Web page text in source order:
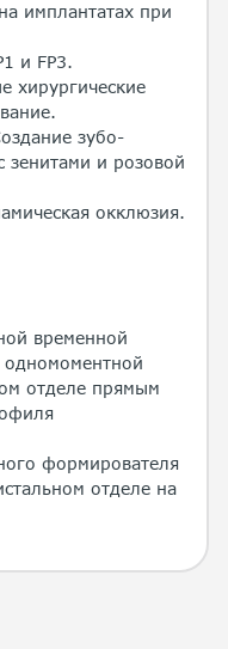
имплантатах при
и FP3.
хирургические
зубо-
зенитами и розовой
окклюзия.
временной
одномоментной
отделе прямым
формирователя
отделе на